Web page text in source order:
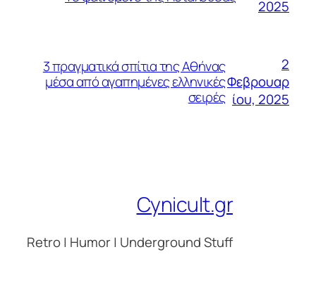
2025
3 πραγματικά σπίτια της Αθήνας
μέσα από αγαπημένες ελληνικές
σειρές
2
Φεβρουαρ
ίου, 2025
Cynicult.gr
Retro | Humor | Underground Stuff